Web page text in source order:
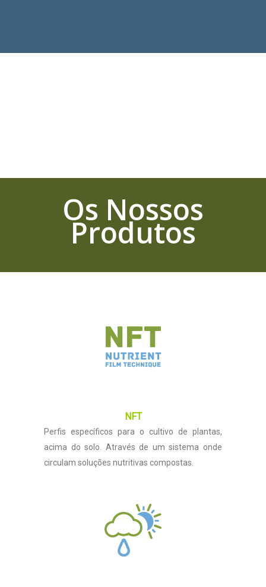
Os Nossos
Produtos
NFT
Perfis específicos para o cultivo de plantas,
acima do solo. Através de um sistema onde
circulam soluções nutritivas compostas.